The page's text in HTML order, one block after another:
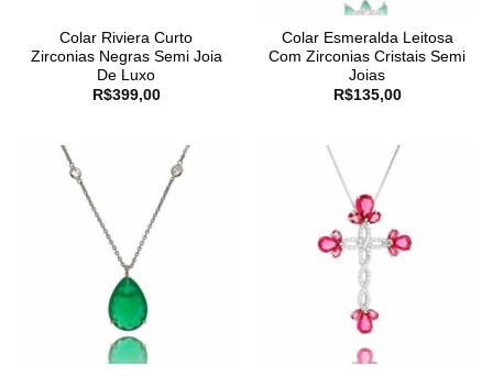
Colar Riviera Curto
Zirconias Negras Semi Joia
De Luxo
R$399,00
Colar Esmeralda Leitosa
Com Zirconias Cristais Semi
Joias
R$135,00